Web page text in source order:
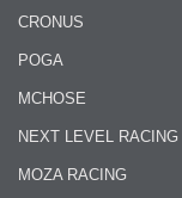
CRONUS
POGA
MCHOSE
NEXT LEVEL RACING
MOZA RACING